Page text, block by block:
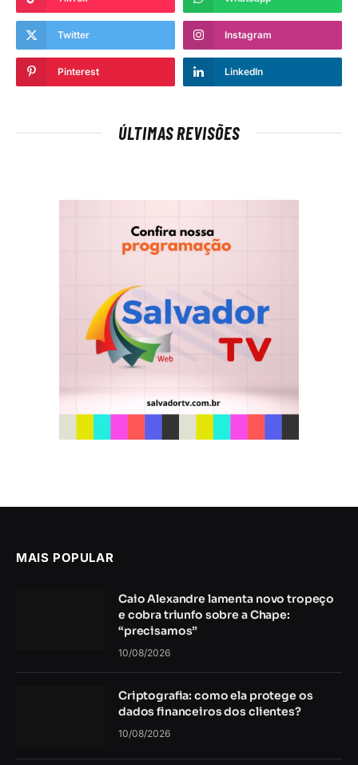
Twitter Instagram
Pinterest LinkedIn
ÚLTIMAS REVISÕES
MAIS POPULAR
Caio Alexandre lamenta novo tropeço
e cobra triunfo sobre a Chape:
“precisamos”
10/08/2026
Criptografia: como ela protege os
dados financeiros dos clientes?
10/08/2026